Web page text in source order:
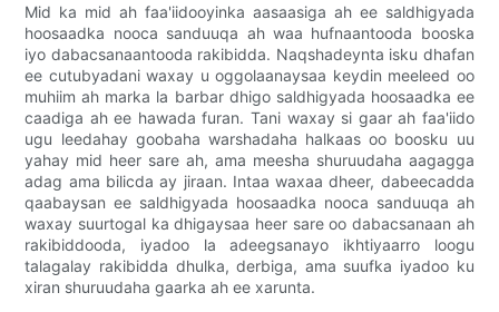
Mid ka mid ah faa'iidooyinka aasaasiga ah ee saldhigyada
hoosaadka nooca sanduuqa ah waa hufnaantooda booska
iyo dabacsanaantooda rakibidda. Naqshadeynta isku dhafan
ee cutubyadani waxay u oggolaanaysaa keydin meeleed oo
muhiim ah marka la barbar dhigo saldhigyada hoosaadka ee
caadiga ah ee hawada furan. Tani waxay si gaar ah faa'iido
ugu leedahay goobaha warshadaha halkaas oo boosku uu
yahay mid heer sare ah, ama meesha shuruudaha aagagga
adag ama bilicda ay jiraan. Intaa waxaa dheer, dabeecadda
qaabaysan ee saldhigyada hoosaadka nooca sanduuqa ah
waxay suurtogal ka dhigaysaa heer sare oo dabacsanaan ah
rakibiddooda, iyadoo la adeegsanayo ikhtiyaarro loogu
talagalay rakibidda dhulka, derbiga, ama suufka iyadoo ku
xiran shuruudaha gaarka ah ee xarunta.